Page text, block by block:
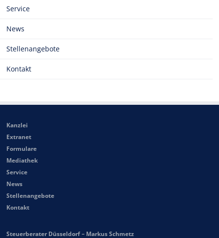
Service
News
Stellenangebote
Kontakt
Kanzlei
Extranet
Formulare
Mediathek
Service
News
Stellenangebote
Kontakt
Steuerberater Düsseldorf – Markus Schmetz